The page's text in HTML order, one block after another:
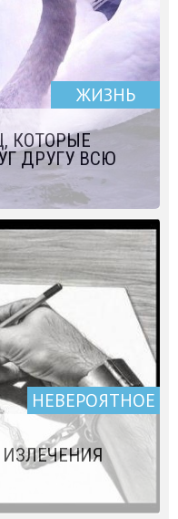
ЖИЗНЬ
КОТОРЫЕ
ДРУГУ ВСЮ
НЕВЕРОЯТНОЕ